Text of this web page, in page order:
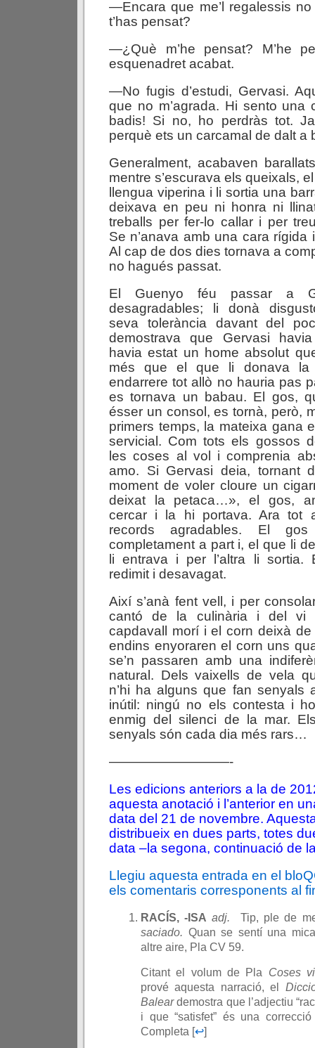
—Encara que me’l regalessis
t’has pensat?
—¿Què m’he pensat? M’he
esquenadret acabat.
—No fugis d’estudi, Gervasi.
que no m’agrada. Hi sento una
badis! Si no, ho perdràs tot. Ja
perquè ets un carcamal de dalt a
Generalment, acabaven
mentre s’escurava els queixals,
llengua viperina i li sortia una
deixava en peu ni honra ni
treballs per fer-lo callar i per
Se n’anava amb una cara rígida
Al cap de dos dies tornava a
no hagués passat.
El Guenyo féu passar a
desagradables; li donà
seva tolerància davant del
demostrava que Gervasi
havia estat un home absolut
més que el que li donava la
endarrere tot allò no hauria pas
es tornava un babau. El gos,
ésser un consol, es tornà, però,
primers temps, la mateixa gana
servicial. Com tots els gossos
les coses al vol i comprenia
amo. Si Gervasi deia, tornant
moment de voler cloure un
deixat la petaca…», el gos,
cercar i la hi portava. Ara tot
records agradables. El
completament a part i, el que li
li entrava i per l’altra li sortia.
redimit i desavagat.
Així s’anà fent vell, i per
cantó de la culinària i del vi
capdavall morí i el corn deixà
endins enyoraren el corn uns
se’n passaren amb una
natural. Dels vaixells de vela
n’hi ha alguns que fan senyals
inútil: ningú no els contesta i
enmig del silenci de la mar.
senyals són cada dia més rars…
—————————-
Les edicions anteriors a la de
aquesta anotació i l’anterior en
data del 21 de novembre.
distribueix en dues parts, totes
data –la segona, continuació de
Llegiu aquesta entrada en el
els comentaris corresponents al
RACÍS, -ISA adj. Tip, ple de
saciado. Quan se sentí una
altre aire, Pla CV 59.
Citant el volum de Pla Coses
prové aquesta narració, el
Baleardemostra que l’adjectiu
i que “satisfet” és una
Completa [↩]